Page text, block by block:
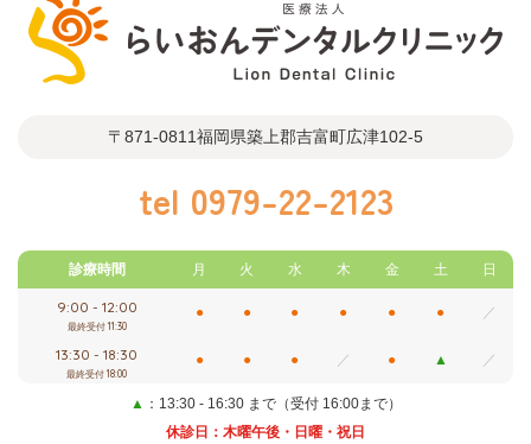
〒871-0811福岡県築上郡吉富町広津102-5
tel 0979-22-2123
診療時間 月 火 水 木 金 土 日
9:00 - 12:00
最終受付 11:30
● ● ● ● ● ● ／
13:30 - 18:30
最終受付 18:00
● ● ● ／ ● ▲ ／
▲ ：13:30 - 16:30 まで（受付 16:00まで）
休診日：木曜午後・日曜・祝日